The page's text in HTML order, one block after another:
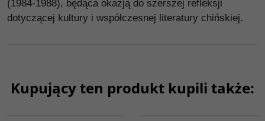
(1984-1988), będąca okazją do szerszej refleksji
dotyczącej kultury i współczesnej literatury chińskiej.
Kupujący ten produkt kupili także: